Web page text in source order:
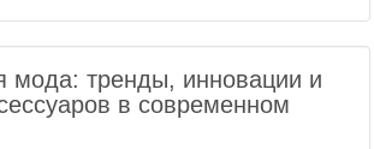
мода: тренды, инновации и
в современном